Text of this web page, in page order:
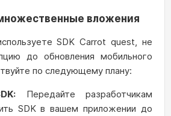
вложения
SDK Carrot quest, не
до обновления мобильного
по следующему плану:
Передайте разработчикам
SDK в вашем приложении до